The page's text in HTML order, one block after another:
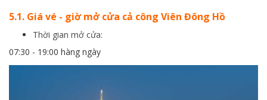
5.1. Giá vé - giờ mở cửa cả công Viên Đông Hồ
Thời gian mở cửa:
07:30 - 19:00 hàng ngày